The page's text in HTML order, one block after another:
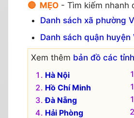
🔴 MẸO - Tìm kiếm nhanh
Danh sách xã phường
Danh sách quận huyện
Xem thêm bản đồ các
Hà Nội
Hồ Chí Minh
Đà Nẵng
Hải Phòng